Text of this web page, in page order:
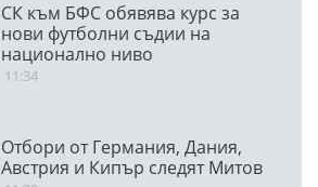
СК към БФС обявява курс за
нови футболни съдии на
национално ниво
11:34
Отбори от Германия, Дания,
Австрия и Кипър следят Митов